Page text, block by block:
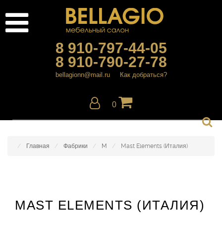
8 910-797-44-05
8 910-790-27-78
bellagionn@mail.ru Как добраться?
0
Главная Фабрики M Mast Elements (Италия)
MAST ELEMENTS (ИТАЛИЯ)